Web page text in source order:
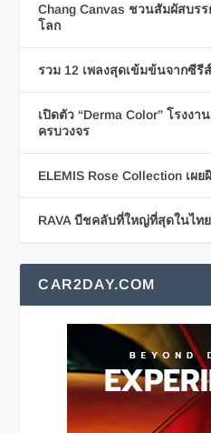
Chang Canvas ชวนสัมผัสบรร
โลก
รวม 12 เพลงสุดเข้มข้นจากซีรี
เปิดตัว “Derma Color” โรงง
ครบวงจร
ELEMIS Rose Collection เผ
RAVA บีชคลับที่ใหญ่ที่สุดในไท
CAR2DAY.COM